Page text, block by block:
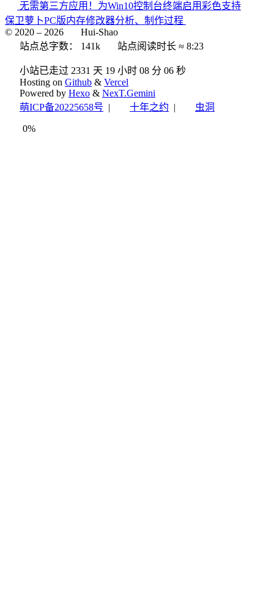
无需第三方应用！为Win10控制台终端启用彩色支持
保卫萝卜PC版内存修改器分析、制作过程
© 2020 – 2026
Hui-Shao
站点总字数：
141k 站点阅读时长 ≈ 8:23
小站已走过 2331 天 19 小时 08 分 07 秒
Hosting on Github & Vercel
Powered by Hexo & NexT.Gemini
萌ICP备20225658号
十年之约 虫洞
0%